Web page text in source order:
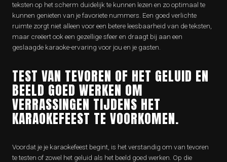
teksten op het scherm duidelijk te kunnen lezen en zo optimaal te
kunnen genieten van je favoriete nummers. Een goed verlichte
ruimte zorgt niet alleen voor een betere leesbaarheid van de teksten,
maar creëert ook een gezellige sfeer en draagt bij aan een
geslaagde karaoke-ervaring voor jou en je gasten.
TEST VAN TEVOREN OF HET GELUID EN
BEELD GOED WERKEN OM
VERRASSINGEN TIJDENS HET
KARAOKEFEEST TE VOORKOMEN.
Voordat je je karaokefeest begint, is het verstandig om van tevoren
te testen of zowel het geluid als het beeld goed werken. Op die